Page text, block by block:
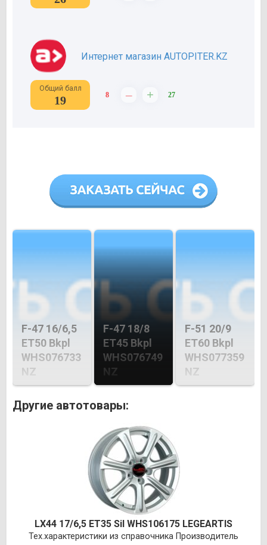
Интернет магазин AUTOPITER.KZ
Общий балл
19 8 – + 27
F-47 16/6,5
ET50 Bkpl
WHS076733
NZ
F-47 18/8
ET45 Bkpl
WHS076749
NZ
F-51 20/9
ET60 Bkpl
WHS077359
NZ
Другие автотовары:
LX44 17/6,5 ET35 Sil WHS106175 LEGEARTIS
Тех.характеристики из справочника Производитель